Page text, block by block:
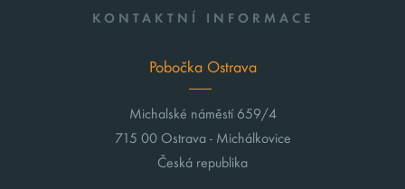
KONTAKTNÍ INFORMACE
Pobočka Ostrava
Michalské náměstí 659/4
715 00 Ostrava - Michálkovice
Česká republika